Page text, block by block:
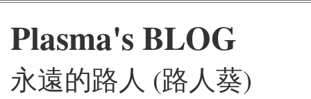
Plasma's BLOG
永遠的路人 (路人葵)